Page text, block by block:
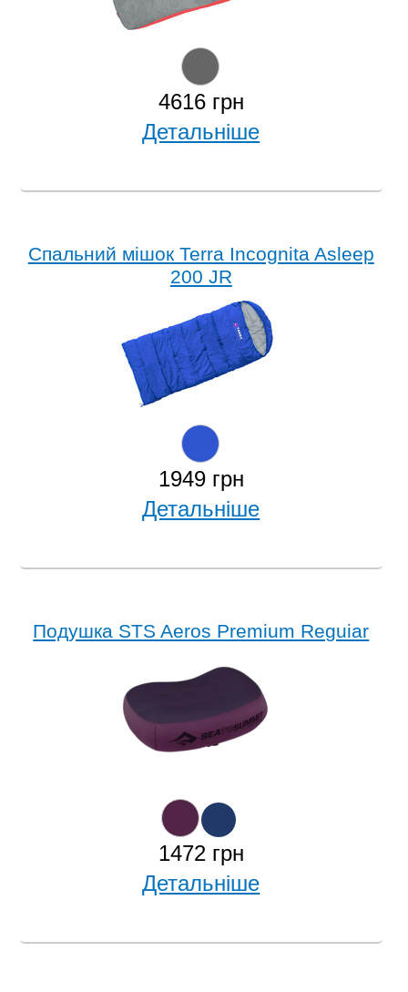
4616 грн
Детальніше
Спальний мішок Terra Incognita Asleep
200 JR
1949 грн
Детальніше
Подушка STS Aeros Premium Reguiar
1472 грн
Детальніше